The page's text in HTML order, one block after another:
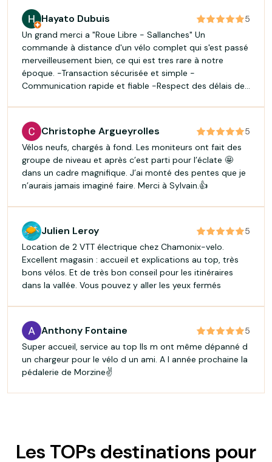
Hayato Dubuis
5
Un grand merci a "Roue Libre - Sallanches" Un
commande à distance d'un vélo complet qui s'est passé
merveilleusement bien, ce qui est tres rare à notre
époque. -Transaction sécurisée et simple -
Communication rapide et fiable -Respect des délais de
Encore un grand Merci :-)
Christophe Argueyrolles
5
Vélos neufs, chargés à fond. Les moniteurs ont fait des
groupe de niveau et après c’est parti pour l’éclate 🤩
dans un cadre magnifique. J’ai monté des pentes que je
n’aurais jamais imaginé faire. Merci à Sylvain.👍
Julien Leroy
5
Location de 2 VTT électrique chez Chamonix-velo.
Excellent magasin : accueil et explications au top, très
bons vélos. Et de très bon conseil pour les itinéraires
dans la vallée. Vous pouvez y aller les yeux fermés
Anthony Fontaine
5
Super accueil, service au top Ils m ont même dépanné d
un chargeur pour le vélo d un ami. A l année prochaine la
pédalerie de Morzine✌️
Les TOPs destinations pour